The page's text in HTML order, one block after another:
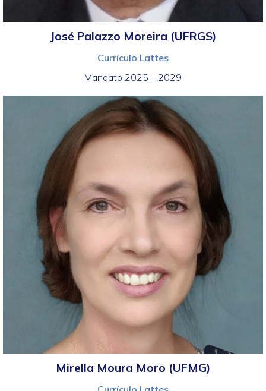
José Palazzo Moreira (UFRGS)
Currículo Lattes
Mandato 2025 – 2029
Mirella Moura Moro (UFMG)